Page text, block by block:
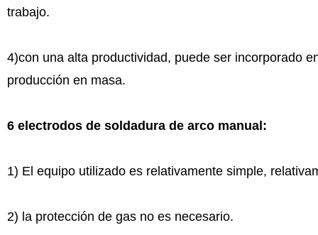
trabajo.
4)con una alta productividad, puede ser incorporado
producción en masa.
6electrodos de soldadura de arco manual:
1) El equipo utilizado es relativamente simple,
2) la protección de gas no es necesario.